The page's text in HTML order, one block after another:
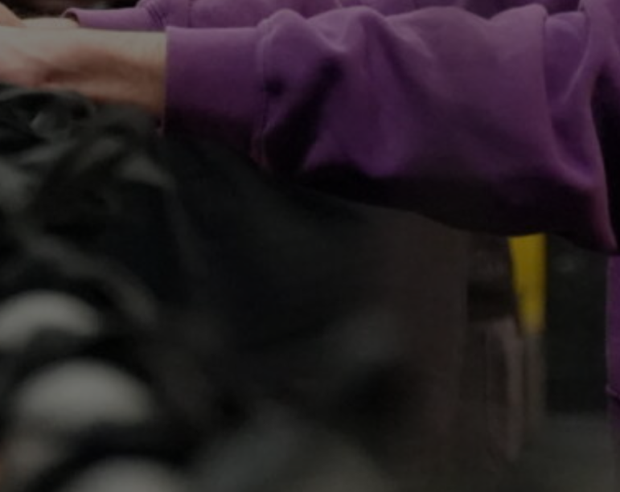
12 SEPTEMBRE 2024